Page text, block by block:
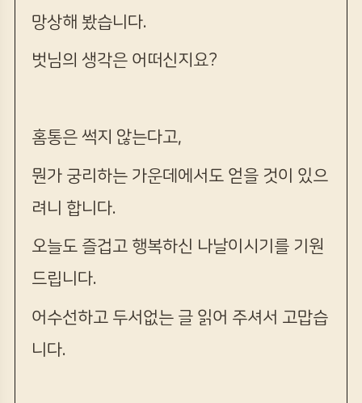
망상해 봤습니다.
벗님의 생각은 어떠신지요?
홈통은 썩지 않는다고,
뭔가 궁리하는 가운데에서도 얻을 것이 있으
려니 합니다.
오늘도 즐겁고 행복하신 나날이시기를 기원
드립니다.
어수선하고 두서없는 글 읽어 주셔서 고맙습
니다.